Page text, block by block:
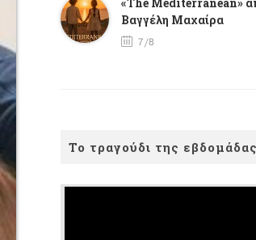
Βαγγέλη Μαχαίρα
7/8
Το τραγούδι της εβδομάδας